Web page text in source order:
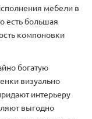
мебели в
есть большая
компоновки
богатую
визуально
интерьеру
выгодно